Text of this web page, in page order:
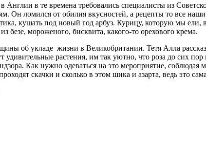
в те времена требовались специалисты из
ломился от обилия вкусностей, а рецепты то все
кушать под новый год арбуз. Курицу, которую мы ели,
безе, мороженого, бисквита, какого-то орехового крема.
об укладе жизни в Великобритании. Тетя Алла
растения, им так уютно, что роза до сих пор
Как нужно одеваться на это мероприятие, соблюдая
скачки и сколько в этом шика и азарта, ведь это